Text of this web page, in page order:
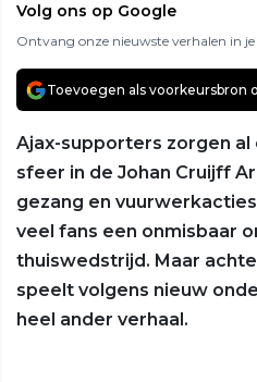
Volg ons op Google
Ontvang onze nieuwste verhalen in je
Toevoegen als voorkeursbron
Ajax-supporters zorgen al
sfeer in de Johan Cruijff
gezang en
veel fans een onmisbaar
thuiswedstrijd. Maar
speelt volgens nieuw
heel ander verhaal.